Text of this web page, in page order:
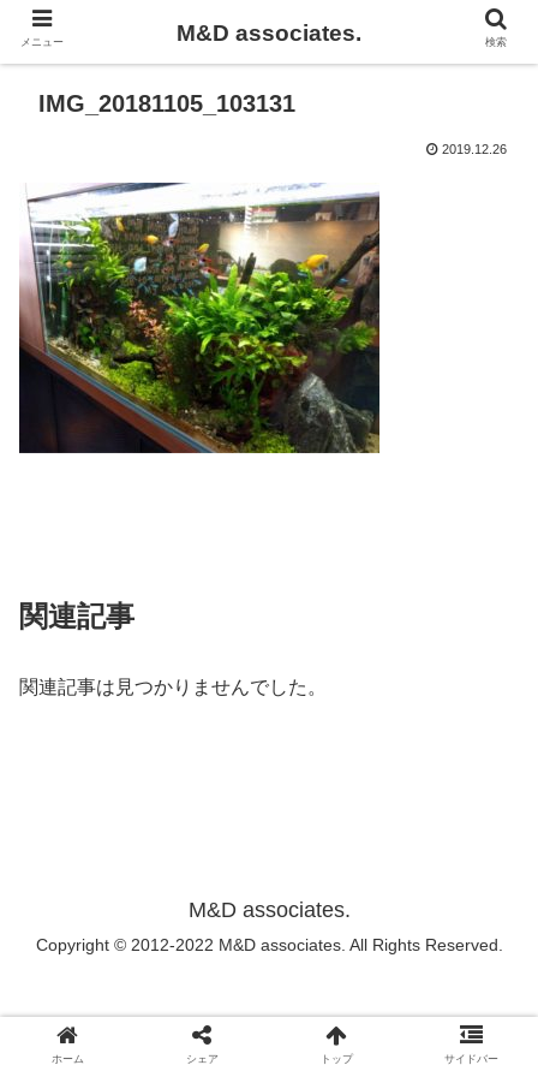
IMG_20181105_103131
2019.12.26
関連記事
関連記事は見つかりませんでした。
M&D associates.
Copyright © 2012-2022 M&D associates. All Rights Reserved.
メニュー M&D associates. 検索
ホーム シェア トップ サイドバー